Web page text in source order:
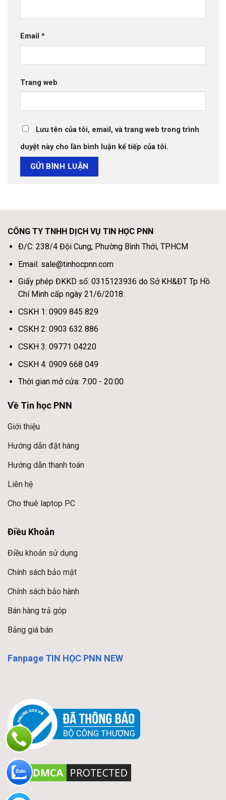
Email *
Trang web
Lưu tên của tôi, email, và trang web trong trình
duyệt này cho lần bình luận kế tiếp của tôi.
CÔNG TY TNHH DỊCH VỤ TIN HỌC PNN
Đ/C: 238/4 Đội Cung, Phường Bình Thới, TP.HCM
Email: sale@tinhocpnn.com
Giấy phép ĐKKD số: 0315123936 do Sở KH&ĐT Tp Hồ
Chí Minh cấp ngày 21/6/2018.
CSKH 1: 0909 845 829
CSKH 2: 0903 632 886
CSKH 3: 09771 04220
CSKH 4: 0909 668 049
Thời gian mở cửa: 7:00 - 20:00
Về Tin học PNN
Giới thiệu
Hướng dẫn đặt hàng
Hướng dẫn thanh toán
Liên hệ
Cho thuê laptop PC
Điều Khoản
Điều khoản sử dụng
Chính sách bảo mật
Chính sách bảo hành
Bán hàng trả góp
Bảng giá bán
Fanpage TIN HỌC PNN NEW